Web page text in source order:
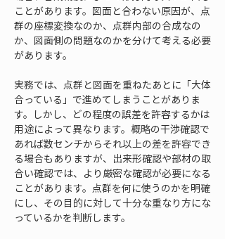
ことがあります。図面と合わない原因が、点
群の座標変換なのか、点群内部の合成なの
か、図面側の問題なのかを分けて考える必要
があります。
実務では、点群と図面を重ねたあとに「大体
合っている」で進めてしまうことがありま
す。しかし、どの程度の誤差を許容するかは
用途によって異なります。概略の干渉確認で
あれば数センチからそれ以上の差を許容でき
る場合もありますが、出来形確認や部材の取
合い確認では、より厳密な確認が必要になる
ことがあります。点群を何に使うのかを明確
にし、その目的に対して十分な重なり方にな
っているかを判断します。